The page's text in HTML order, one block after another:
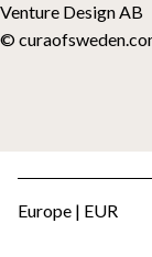
Venture Design AB
©
Europe | EUR